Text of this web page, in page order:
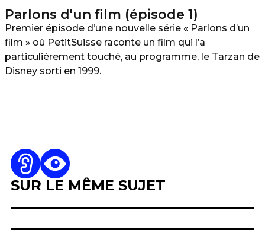
Parlons d'un film (épisode 1)
Premier épisode d’une nouvelle série « Parlons d’un
film » où PetitSuisse raconte un film qui l’a
particulièrement touché, au programme, le Tarzan de
Disney sorti en 1999.
SUR LE MÊME SUJET